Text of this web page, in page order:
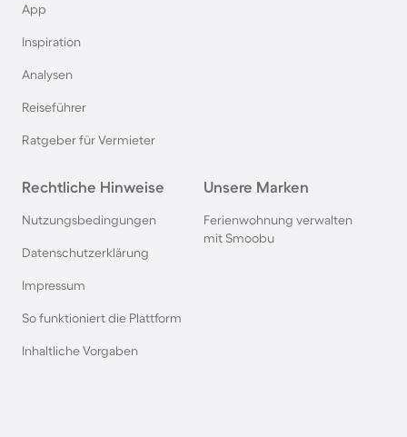
Ferienhäuser mit Pool in Büsum
Ferienhäuser mit Pool in Berlin
Ferienhäuser mit Pool auf Texel
Ferienhäuser mit Pool in Oberstdorf
App
Inspiration
Analysen
Reiseführer
Ratgeber für Vermieter
Rechtliche Hinweise
Nutzungsbedingungen
Datenschutzerklärung
Impressum
So funktioniert die Plattform
Inhaltliche Vorgaben
Unsere Marken
Ferienwohnung verwalten
mit Smoobu